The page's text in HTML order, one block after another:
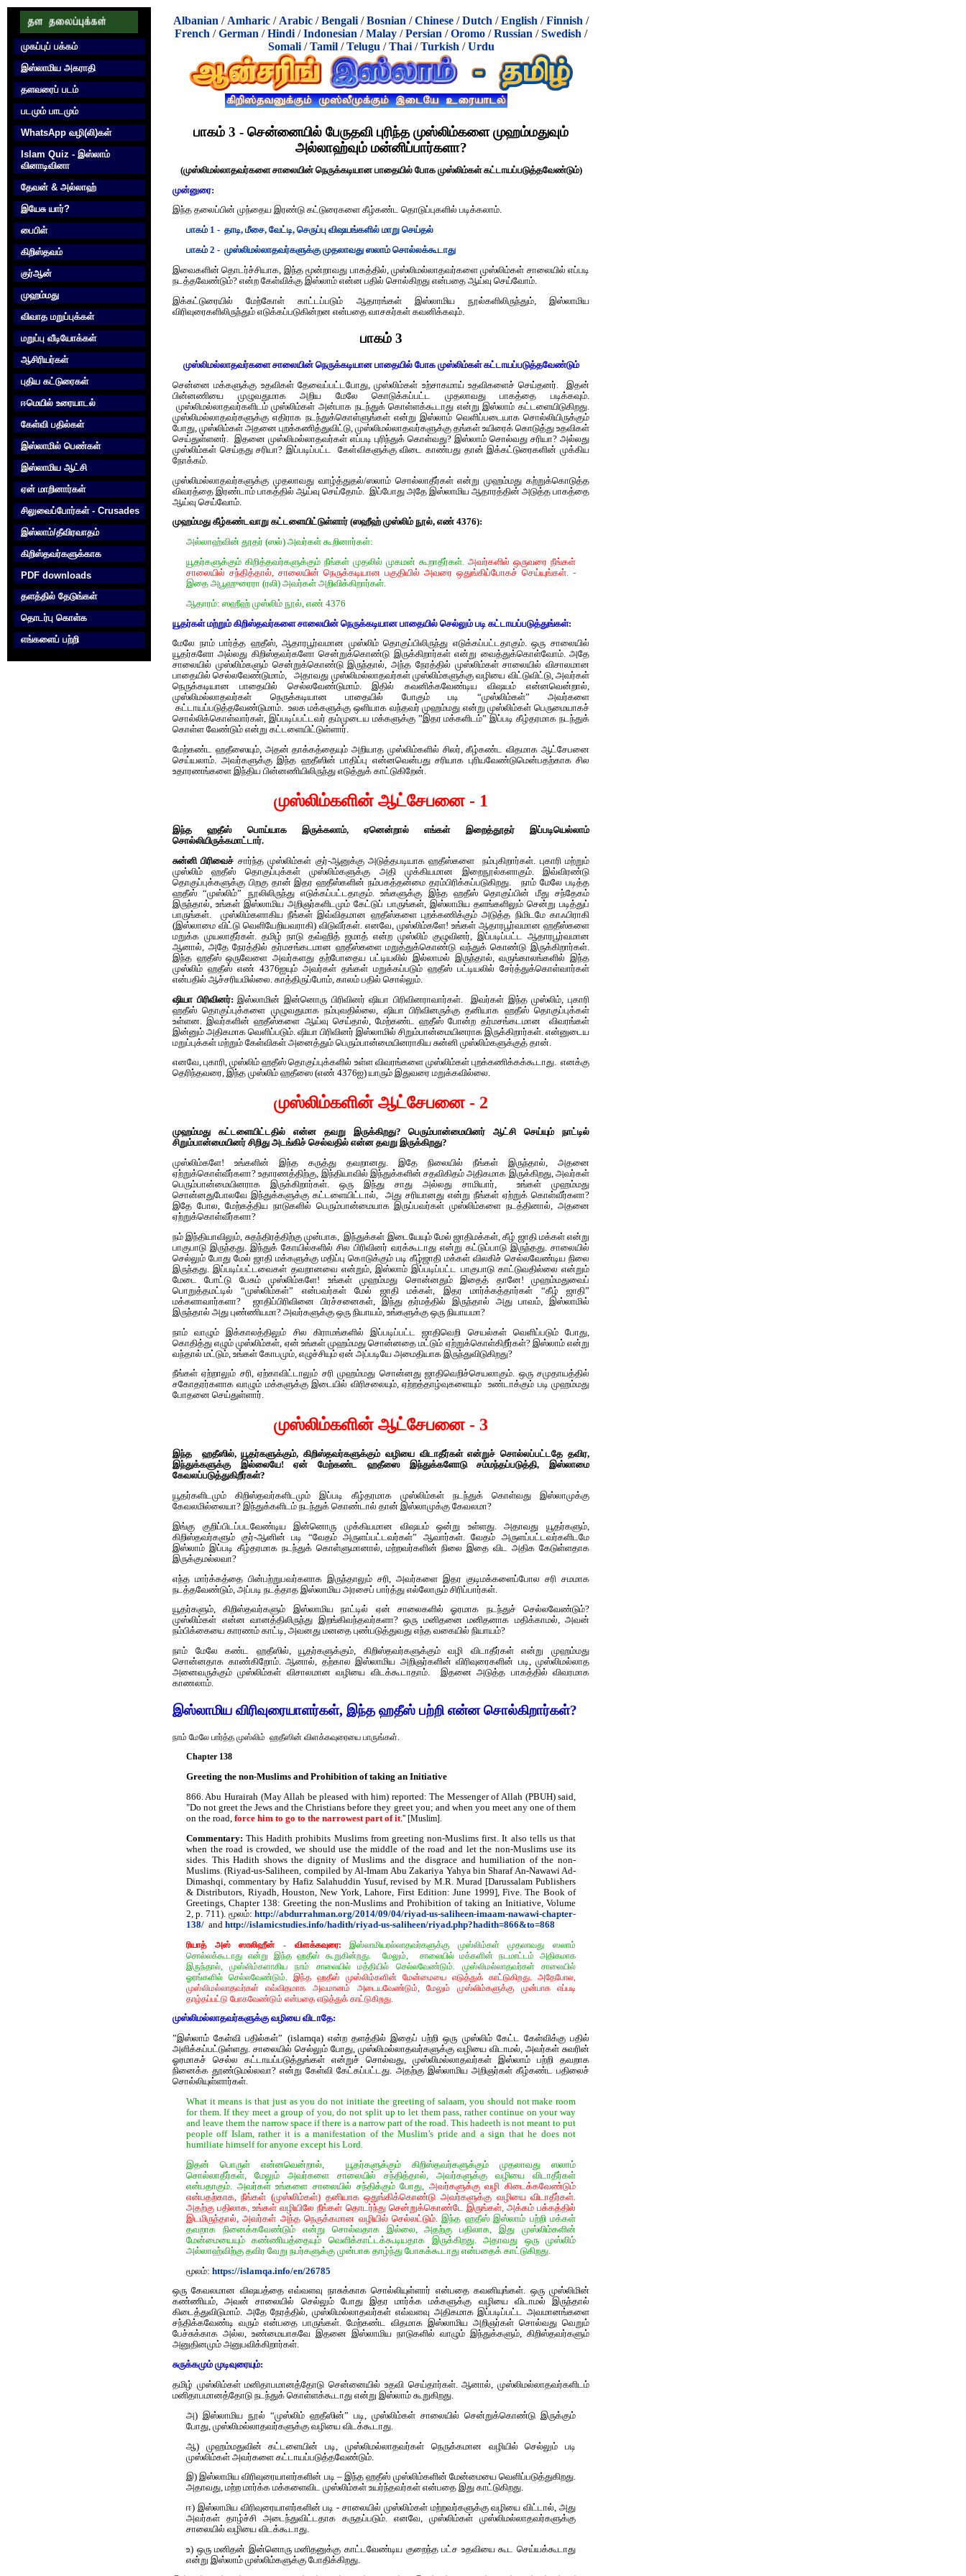
முகப்புப் பக்கம்
இஸ்லாமிய அகராதி
தளவரைப் படம்
படமும் பாடமும்
WhatsApp வழி(லி)கள்
Islam Quiz - இஸ்லாம்
வினாடிவினா
தேவன் & அல்லாஹ்
இயேசு யார்?
பைபிள்
கிறிஸ்தவம்
குர்‍ஆன்
முஹம்மது
விவாத மறுப்புக்கள்
மறுப்பு வீடியோக்கள்
ஆசிரியர்கள்
புதிய கட்டுரைகள்
ஈமெயில் உரையாடல்
கேள்வி பதில்கள்
இஸ்லாமில் பெண்கள்
இஸ்லாமிய ஆட்சி
ஏன் மாறினார்கள்
சிலுவைப்போர்கள் - Crusades
இஸ்லாம்/தீவிரவாதம்
கிறிஸ்தவர்களுக்காக‌
PDF downloads
தளத்தில் தேடுங்கள்
தொடர்பு கொள்க‌
எங்களைப் பற்றி
Albanian / Amharic / Arabic /Bengali /Bosnian /Chinese /Dutch /English /Finnish /
French /German /Hindi /Indonesian /Malay /Persian /Oromo /Russian /Swedish /
Somali/Tamil/Telugu /Thai/Turkish /Urdu
பாகம் 3 - சென்னையில் பேருதவி புரிந்த முஸ்லிம்களை முஹம்மதுவும்
அல்லாஹ்வும் மன்னிப்பார்களா?
(முஸ்லிமல்லாதவர்களை சாலையின் நெருக்கடியான பாதையில் போக முஸ்லிம்கள் கட்டாயப்படுத்தவேண்டும்)
முன்னுரை:
இந்த தலைப்பின் முந்தைய இரண்டு கட்டுரைகளை கீழ்கண்ட தொடுப்புகளில் படிக்கலாம்.
பாகம் 1 - தாடி, மீசை, வேட்டி, செருப்பு விஷயங்களில் மாறு செய்தல்
பாகம் 2 - முஸ்லிமல்லாதவர்களுக்கு முதலாவது ஸலாம் சொல்லக்கூடாது
இவைகளின் தொடர்ச்சியாக, இந்த மூன்றாவது பாகத்தில், முஸ்லிமல்லாதவர்களை முஸ்லிம்கள் சாலையில் எப்படி
நடத்தவேண்டும்? என்ற கேள்விக்கு இஸ்லாம் என்ன பதில் சொல்கிறது என்பதை ஆய்வு செய்வோம்.
இக்கட்டுரையில் மேற்கோள் காட்டப்படும் ஆதாரங்கள் இஸ்லாமிய நூல்களிலிருந்தும், இஸ்லாமிய
விரிவுரைகளிலிருந்தும் எடுக்கப்படுகின்றன என்பதை வாசகர்கள் கவனிக்கவும்.
பாகம் 3
முஸ்லிமல்லாதவர்களை சாலையின் நெருக்கடியான பாதையில் போக முஸ்லிம்கள் கட்டாயப்படுத்தவேண்டும்
சென்னை மக்களுக்கு உதவிகள் தேவைப்பட்டபோது, முஸ்லிம்கள் உற்சாகமாய் உதவிகளைச் செய்தனர். இதன்
பின்னணியை முழுவதுமாக அறிய மேலே கொடுக்கப்பட்ட முதலாவது பாகத்தை படிக்கவும்.
முஸ்லிமல்லாதவர்களிடம் முஸ்லிம்கள் அன்பாக நடந்துக் கொள்ளக்கூடாது என்று இஸ்லாம் கட்டளையிடுகிறது.
முஸ்லிமல்லாதவர்களுக்கு எதிராக நடந்துக்கொள்ளுங்கள் என்று இஸ்லாம் வெளிப்படையாக சொல்லியிருக்கும்
போது, முஸ்லிம்கள் அதனை புறக்கணித்துவிட்டு, முஸ்லிமல்லாதவர்களுக்கு தங்கள் உயிரைக் கொடுத்து உதவிகள்
செய்துள்ளனர். இதனை முஸ்லிமல்லாதவர்கள் எப்படி புரிந்துக் கொள்வது? இஸ்லாம் சொல்வது சரியா? அல்லது
முஸ்லிம்கள் செய்தது சரியா? இப்படிப்பட்ட கேள்விகளுக்கு விடை காண்பது தான் இக்கட்டுரைகளின் முக்கிய
நோக்கம்.
முஸ்லிமல்லாதவர்களுக்கு முதலாவது வாழ்த்துதல்/ஸலாம் சொல்லாதீர்கள் என்று முஹம்மது கற்றுக்கொடுத்த
விவரத்தை இரண்டாம் பாகத்தில் ஆய்வு செய்தோம். இப்போது அதே இஸ்லாமிய ஆதாரத்தின் அடுத்த பாகத்தை
ஆய்வு செய்வோம்.
முஹம்மது கீழ்கண்டவாறு கட்டளையிட்டுள்ளார் (ஸஹீஹ் முஸ்லிம் நூல், எண் 4376):
அல்லாஹ்வின் தூதர் (ஸல்) அவர்கள் கூறினார்கள்:
யூதர்களுக்கும் கிறித்தவர்களுக்கும் நீங்கள் முதலில் முகமன் கூறாதீர்கள்.அவர்களில் ஒருவரை நீங்கள்
சாலையில் சந்தித்தால், சாலையின் நெருக்கடியான பகுதியில் அவரை ஒதுங்கிப்போகச் செய்யுங்கள். -
இதை அபூஹுரைரா (ரலி) அவர்கள் அறிவிக்கிறார்கள்.
ஆதாரம்: ஸஹீஹ் முஸ்லிம் நூல், எண் 4376
யூதர்கள் மற்றும் கிறிஸ்தவர்களை சாலையின் நெருக்கடியான பாதையில் செல்லும் படி கட்டாயப்படுத்துங்கள்:
மேலே நாம் பார்த்த ஹதீஸ், ஆதாரபூர்வமான முஸ்லிம் தொகுப்பிலிருந்து எடுக்கப்பட்டதாகும். ஒரு சாலையில்
யூதர்களோ அல்லது கிறிஸ்தவர்களோ சென்றுக்கொண்டு இருக்கிறார்கள் என்று வைத்துக்கொள்வோம். அதே
சாலையில் முஸ்லிம்களும் சென்றுக்கொண்டு இருந்தால், அந்த நேரத்தில் முஸ்லிம்கள் சாலையில் விசாலமான
பாதையில் செல்லவேண்டுமாம், அதாவது முஸ்லிமல்லாதவர்கள் முஸ்லிம்களுக்கு வழியை விட்டுவிட்டு, அவர்கள்
நெருக்கடியான பாதையில் செல்லவேண்டுமாம். இதில் கவனிக்கவேண்டிய விஷயம் என்னவென்றால்,
முஸ்லிமல்லாதவர்கள் நெருக்கடியான பாதையில் போகும் படி “முஸ்லிம்கள்” அவர்களை
கட்டாயப்படுத்தவேண்டுமாம். உலக மக்களுக்கு ஒளியாக வந்தவர் முஹம்மது என்று முஸ்லிம்கள் பெருமையாகச்
சொல்லிக்கொள்வார்கள், இப்படிப்பட்டவர் தம்முடைய மக்களுக்கு ”இதர மக்களிடம்” இப்படி கீழ்தரமாக நடந்துக்
கொள்ள வேண்டும் என்று கட்டளையிட்டுள்ளார்.
மேற்கண்ட ஹதீஸையும், அதன் தாக்கத்தையும் அறியாத முஸ்லிம்களில் சிலர், கீழ்கண்ட விதமாக ஆட்சேபனை
செய்யலாம். அவர்களுக்கு இந்த ஹதீஸின் பாதிப்பு என்னவென்பது சரியாக புரியவேண்டுமென்பதற்காக சில
உதாரணங்களை இந்திய பின்னணியிலிருந்து எடுத்துக் காட்டுகிறேன்.
முஸ்லிம்களின் ஆட்சேபனை - 1
இந்த ஹதீஸ் பொய்யாக இருக்கலாம், ஏனென்றால் எங்கள் இறைத்தூதர் இப்படியெல்லாம்
சொல்லியிருக்கமாட்டார்.
சுன்னி பிரிவைச் சார்ந்த முஸ்லிம்கள் குர்-ஆனுக்கு அடுத்தபடியாக ஹதீஸ்களை நம்புகிறார்கள். புகாரி மற்றும்
முஸ்லிம் ஹதீஸ் தொகுப்புக்கள் முஸ்லிம்களுக்கு அதி முக்கியமான இறைநூல்களாகும். இவ்விரண்டு
தொகுப்புக்களுக்கு பிறகு தான் இதர ஹதீஸ்களின் நம்பகத்தன்மை தரம்பிரிக்கப்படுகிறது. நாம் மேலே படித்த
ஹதீஸ் “முஸ்லிம்” நூலிலிருந்து எடுக்கப்பட்டதாகும். உங்களுக்கு இந்த ஹதீஸ் தொகுப்பின் மீது சந்தேகம்
இருந்தால், உங்கள் இஸ்லாமிய அறிஞர்களிடமும் கேட்டுப் பாருங்கள், இஸ்லாமிய தளங்களிலும் சென்று படித்துப்
பாருங்கள். முஸ்லிம்களாகிய நீங்கள் இவ்விதமான ஹதீஸ்களை புறக்கணிக்கும் அடுத்த நிமிடமே காஃபிராகி
(இஸ்லாமை விட்டு வெளியேறியவராகி) விடுவீர்கள். எனவே, முஸ்லிம்களே! உங்கள் ஆதாரபூர்வமான ஹதீஸ்களை
மறுக்க முயலாதீர்கள். தமிழ் நாடு தவ்ஹித் ஜமாத் என்ற முஸ்லிம் குழுவினர், இப்படிப்பட்ட ஆதாரபூர்வமான
ஆனால், அதே நேரத்தில் தர்மசங்கடமான ஹதீஸ்களை மறுத்துக்கொண்டு வந்துக் கொண்டு இருக்கிறார்கள்.
இந்த ஹதீஸ் ஒருவேளை அவர்களது தற்போதைய பட்டியலில் இல்லாமல் இருந்தால், வருங்காலங்களில் இந்த
முஸ்லிம் ஹதீஸ் எண் 4376ஐயும் அவர்கள் தங்கள் மறுக்கப்படும் ஹதீஸ் பட்டியலில் சேர்த்துக்கொள்வார்கள்
என்பதில் ஆச்சரியமில்லை. காத்திருப்போம், காலம் பதில் சொல்லும்.
ஷியா பிரிவினர்: இஸ்லாமின் இன்னொரு பிரிவினர் ஷியா பிரிவினராவார்கள். இவர்கள் இந்த முஸ்லிம், புகாரி
ஹதீஸ் தொகுப்புக்களை முழுவதுமாக நம்புவதில்லை, ஷியா பிரிவினருக்கு தனியாக ஹதீஸ் தொகுப்புக்கள்
உள்ளன. இவர்களின் ஹதீஸ்களை ஆய்வு செய்தால், மேற்கண்ட ஹதீஸ் போன்ற தர்மசங்கடமான விவரங்கள்
இன்னும் அதிகமாக வெளிப்படும். ஷியா பிரிவினர் இஸ்லாமில் சிறும்பான்மையினராக இருக்கிறார்கள். என்னுடைய
மறுப்புக்கள் மற்றும் கேள்விகள் அனைத்தும் பெரும்பான்மையினராகிய சுன்னி முஸ்லிம்களுக்குத் தான்.
எனவே, புகாரி, முஸ்லிம் ஹதீஸ் தொகுப்புக்களில் உள்ள விவரங்களை முஸ்லிம்கள் புறக்கணிக்கக்கூடாது. எனக்கு
தெரிந்தவரை, இந்த முஸ்லிம் ஹதீஸை (எண் 4376ஐ) யாரும் இதுவரை மறுக்கவில்லை.
முஸ்லிம்களின் ஆட்சேபனை - 2
முஹம்மது கட்டளையிட்டதில் என்ன தவறு இருக்கிறது? பெரும்பான்மையினர் ஆட்சி செய்யும் நாட்டில்
சிறும்பான்மையினர் சிறிது அடங்கிச் செல்வதில் என்ன தவறு இருக்கிறது?
முஸ்லிம்களே! உங்களின் இந்த கருத்து தவறானது. இதே நிலையில் நீங்கள் இருந்தால், அதனை
ஏற்றுக்கொள்வீர்களா? உதாரணத்திற்கு, இந்தியாவில் இந்துக்களின் சதவிகிதம் அதிகமாக இருக்கிறது, அவர்கள்
பெரும்பான்மையினராக இருக்கிறார்கள். ஒரு இந்து சாது அல்லது சாமியார், உங்கள் முஹம்மது
சொன்னதுபோலவே இந்துக்களுக்கு கட்டளையிட்டால், அது சரியானது என்று நீங்கள் ஏற்றுக் கொள்வீர்களா?
இதே போல, மேற்கத்திய நாடுகளில் பெரும்பான்மையாக இருப்பவர்கள் முஸ்லிம்களை நடத்தினால், அதனை
ஏற்றுக்கொள்வீர்களா?
நம் இந்தியாவிலும், சுதந்திரத்திற்கு முன்பாக, இந்துக்கள் இடையேயும் மேல் ஜாதிமக்கள், கீழ் ஜாதி மக்கள் என்று
பாகுபாடு இருந்தது. இந்துக் கோயில்களில் சில பிரிவினர் வரக்கூடாது என்று கட்டுப்பாடு இருந்தது. சாலையில்
செல்லும் போது மேல் ஜாதி மக்களுக்கு மதிப்பு கொடுக்கும் படி கீழ்ஜாதி மக்கள் விலகிச் செல்லவேண்டிய நிலை
இருந்தது. இப்படிப்பட்டவைகள் தவறானவை என்றும், இஸ்லாம் இப்படிப்பட்ட பாகுபாடு காட்டுவதில்லை என்றும்
மேடை போட்டு பேசும் முஸ்லிம்களே! உங்கள் முஹம்மது சொன்னதும் இதைத் தானே! முஹம்மதுவைப்
பொறுத்தமட்டில் “முஸ்லிம்கள்” என்பவர்கள் மேல் ஜாதி மக்கள், இதர மார்க்கத்தார்கள் “கீழ் ஜாதி”
மக்களாவார்களா? ஜாதிப்பிரிவினை பிரச்சனைகள், இந்து தர்மத்தில் இருந்தால் அது பாவம், இஸ்லாமில்
இருந்தால் அது புண்ணியமா? அவர்களுக்கு ஒரு நியாயம், உங்களுக்கு ஒரு நியாயமா?
நாம் வாழும் இக்காலத்திலும் சில கிராமங்களில் இப்படிப்பட்ட ஜாதிவெறி செயல்கள் வெளிப்படும் போது,
கொதித்து எழும் முஸ்லிம்கள், ஏன் உங்கள் முஹம்மது சொன்னதை மட்டும் ஏற்றுக்கொள்கிறீர்கள்? இஸ்லாம் என்று
வந்தால் மட்டும், உங்கள் கோபமும், எழுச்சியும் ஏன் அப்படியே அமைதியாக இருந்துவிடுகிறது?
நீங்கள் ஏற்றாலும் சரி, ஏற்காவிட்டாலும் சரி முஹம்மது சொன்னது ஜாதிவெறிச்செயலாகும். ஒரு சமுதாயத்தில்
சகோதரர்களாக வாழும் மக்களுக்கு இடையில் விரிசலையும், ஏற்றத்தாழ்வுகளையும் உண்டாக்கும் படி முஹம்மது
போதனை செய்துள்ளார்.
முஸ்லிம்களின் ஆட்சேபனை - 3
இந்த ஹதீஸில், யூதர்களுக்கும், கிறிஸ்தவர்களுக்கும் வழியை விடாதீர்கள் என்றுச் சொல்லப்பட்டதே தவிர,
இந்துக்களுக்கு இல்லையே! ஏன் மேற்கண்ட ஹதீஸை இந்துக்களோடு சம்மந்தப்படுத்தி, இஸ்லாமை
கேவலப்படுத்துகிறீர்கள்?
யூதர்களிடமும் கிறிஸ்தவர்களிடமும் இப்படி கீழ்தரமாக முஸ்லிம்கள் நடந்துக் கொள்வது இஸ்லாமுக்கு
கேவலமில்லையா? இந்துக்களிடம் நடந்துக் கொண்டால் தான் இஸ்லாமுக்கு கேவலமா?
இங்கு குறிப்பிடப்படவேண்டிய இன்னொரு முக்கியமான விஷயம் ஒன்று உள்ளது. அதாவது யூதர்களும்,
கிறிஸ்தவர்களும் குர்-ஆனின் படி “வேதம் அருளப்பட்டவர்கள்” ஆவார்கள். வேதம் அருளப்பட்டவர்களிடமே
இஸ்லாம் இப்படி கீழ்தரமாக நடந்துக் கொள்ளுமானால், மற்றவர்களின் நிலை இதை விட அதிக கேடுள்ளதாக
இருக்குமல்லவா?
எந்த மார்க்கத்தை பின்பற்றுபவர்களாக இருந்தாலும் சரி, அவர்களை இதர குடிமக்களைப்போல சரி சமமாக
நடத்தவேண்டும், அப்படி நடத்தாத இஸ்லாமிய அரசைப் பார்த்து எல்லோரும் சிரிப்பார்கள்.
யூதர்களும், கிறிஸ்தவர்களும் இஸ்லாமிய நாட்டில் ஏன் சாலைகளில் ஓரமாக நடந்துச் செல்லவேண்டும்?
முஸ்லிம்கள் என்ன வானத்திலிருந்து இறங்கிவந்தவர்களா? ஒரு மனிதனை மனிதனாக மதிக்காமல், அவன்
நம்பிக்கையை காரணம் காட்டி, அவனது மனதை புண்படுத்துவது எந்த வகையில் நியாயம்?
நாம் மேலே கண்ட ஹதீஸில், யூதர்களுக்கும், கிறிஸ்தவர்களுக்கும் வழி விடாதீர்கள் என்று முஹம்மது
சொன்னதாக காண்கிறோம். ஆனால், தற்கால இஸ்லாமிய அறிஞர்களின் விரிவுரைகளின் படி, முஸ்லிமல்லாத
அனைவருக்கும் முஸ்லிம்கள் விசாலமான வழியை விடக்கூடாதாம். இதனை அடுத்த பாகத்தில் விவரமாக
காணலாம்.
இஸ்லாமிய விரிவுரையாளர்கள், இந்த ஹதீஸ் பற்றி என்ன சொல்கிறார்கள்?
நாம் மேலே பார்த்த முஸ்லிம் ஹதீஸின் விளக்கவுரையை பாருங்கள்.
Chapter 138
Greeting the non-Muslims and Prohibition of taking an Initiative
866. Abu Hurairah (May Allah be pleased with him) reported: The Messenger of Allah (PBUH) said,
"Do not greet the Jews and the Christians before they greet you; and when you meet any one of them
on the road, force him to go to the narrowest part of it.'' [Muslim].
Commentary: This Hadith prohibits Muslims from greeting non-Muslims first. It also tells us that
when the road is crowded, we should use the middle of the road and let the non-Muslims use its
sides. This Hadith shows the dignity of Muslims and the disgrace and humiliation of the non-
Muslims. (Riyad-us-Saliheen, compiled by Al-Imam Abu Zakariya Yahya bin Sharaf An-Nawawi Ad-
Dimashqi, commentary by Hafiz Salahuddin Yusuf, revised by M.R. Murad [Darussalam Publishers
& Distributors, Riyadh, Houston, New York, Lahore, First Edition: June 1999], Five. The Book of
Greetings, Chapter 138: Greeting the non-Muslims and Prohibition of taking an Initiative, Volume
2, p. 711). மூலம்:http://abdurrahman.org/2014/09/04/riyad-us-saliheen-imaam-nawawi-chapter-
138/and http://islamicstudies.info/hadith/riyad-us-saliheen/riyad.php?hadith=866&to=868
ரியாத் அஸ் ஸாலிஹீன் - விளக்கவுரை: இஸ்லாமியரல்லாதவர்களுக்கு முஸ்லிம்கள் முதலாவது ஸலாம்
சொல்லக்கூடாது என்று இந்த ஹதீஸ் கூறுகின்றது. மேலும், சாலையில் மக்களின் நடமாட்டம் அதிகமாக
இருந்தால், முஸ்லிம்களாகிய நாம் சாலையில் மத்தியில் செல்லவேண்டும். முஸ்லிமல்லாதவர்கள் சாலையில்
ஓரங்களில் செல்லவேண்டும். இந்த ஹதீஸ் முஸ்லிம்களின் மேன்மையை எடுத்துக் காட்டுகிறது. அதேபோல,
முஸ்லிமல்லாதவர்கள் எவ்விதமாக அவமானம் அடையவேண்டும், மேலும் முஸ்லிம்களுக்கு முன்பாக எப்படி
தாழ்தப்பட்டு போகவேண்டும் என்பதை எடுத்துக் காட்டுகிறது.
முஸ்லிமல்லாதவர்களுக்கு வழியை விடாதே:
”இஸ்லாம் கேள்வி பதில்கள்” (islamqa) என்ற தளத்தில் இதைப் பற்றி ஒரு முஸ்லிம் கேட்ட கேள்விக்கு பதில்
அளிக்கப்பட்டுள்ளது. சாலையில் செல்லும் போது, முஸ்லிமல்லாதவர்களுக்கு வழியை விடாமல், அவர்கள் சுவரின்
ஓரமாகச் செல்ல கட்டாயப்படுத்துங்கள் என்றுச் சொல்வது, முஸ்லிமல்லாதவர்கள் இஸ்லாம் பற்றி தவறாக
நினைக்க தூண்டுமல்லவா? என்று கேள்வி கேட்கப்பட்டது. அதற்கு இஸ்லாமிய அறிஞர்கள் கீழ்கண்ட பதிலைச்
சொல்லியுள்ளார்கள்.
What it means is that just as you do not initiate the greeting of salaam, you should not make room
for them. If they meet a group of you, do not split up to let them pass, rather continue on your way
and leave them the narrow space if there is a narrow part of the road. This hadeeth is not meant to put
people off Islam, rather it is a manifestation of the Muslim’s pride and a sign that he does not
humiliate himself for anyone except his Lord.
இதன் பொருள் என்னவென்றால், யூதர்களுக்கும் கிறிஸ்தவர்களுக்கும் முதலாவது ஸலாம்
சொல்லாதீர்கள், மேலும் அவர்களை சாலையில் சந்தித்தால், அவர்களுக்கு வழியை விடாதீர்கள்
என்பதாகும். அவர்கள் உங்களை சாலையில் சந்திக்கும் போது, அவர்களுக்கு வழி கிடைக்கவேண்டும்
என்பதற்காக, நீங்கள் (முஸ்லிம்கள்) தனியாக ஒதுங்கிக்கொண்டு அவர்களுக்கு வழியை விடாதீர்கள்.
அதற்கு பதிலாக, உங்கள் வழியிலே நீங்கள் தொடர்ந்து சென்றுக்கொண்டே இருங்கள், அக்கம் பக்கத்தில்
இடமிருந்தால், அவர்கள் அந்த நெருக்கமான வழியில் செல்லட்டும். இந்த ஹதீஸ் இஸ்லாம் பற்றி மக்கள்
தவறாக நினைக்கவேண்டும் என்று சொல்வதாக இல்லை, அதற்கு பதிலாக, இது முஸ்லிம்களின்
மேன்மையையும் கண்ணியத்தையும் வெளிக்காட்டக்கூடியதாக இருக்கிறது. அதாவது ஒரு முஸ்லிம்
அல்லாஹ்விற்கு தவிர வேறு நபர்களுக்கு முன்பாக தாழ்ந்து போகக்கூடாது என்பதைக் காட்டுகிறது.
மூலம்: https://islamqa.info/en/26785
ஒரு கேவலமான விஷயத்தை எவ்வளவு நாசுக்காக சொல்லியுள்ளார் என்பதை கவனியுங்கள். ஒரு முஸ்லிமின்
கண்ணியம், அவன் சாலையில் செல்லும் போது இதர மார்க்க மக்களுக்கு வழியை விடாமல் இருந்தால்
கிடைத்துவிடுமாம். அதே நேரத்தில், முஸ்லிமல்லாதவர்கள் எவ்வளவு அதிகமாக இப்படிப்பட்ட அவமானங்களை
சந்திக்கவேண்டி வரும் என்பதை பாருங்கள். மேற்கண்ட விதமாக இஸ்லாமிய அறிஞர்கள் சொல்வது வெறும்
பேச்சுக்காக அல்ல, உண்மையாகவே இதனை இஸ்லாமிய நாடுகளில் வாழும் இந்துக்களும், கிறிஸ்தவர்களும்
அனுதினமும் அனுபவிக்கிறார்கள்.
சுருக்கமும் முடிவுரையும்:
தமிழ் முஸ்லிம்கள் மனிதாபமானத்தோடு சென்னையில் உதவி செய்தார்கள். ஆனால், முஸ்லிமல்லாதவர்களிடம்
மனிதாபமானத்தோடு நடந்துக் கொள்ளக்கூடாது என்று இஸ்லாம் கூறுகிறது.
அ) இஸ்லாமிய நூல் “முஸ்லிம் ஹதீஸின்” படி, முஸ்லிம்கள் சாலையில் சென்றுக்கொண்டு இருக்கும்
போது, முஸ்லிமல்லாதவர்களுக்கு வழியை விடக்கூடாது.
ஆ) முஹம்மதுவின் கட்டளையின் படி, முஸ்லிமல்லாதவர்கள் நெருக்கமான வழியில் செல்லும் படி
முஸ்லிம்கள் அவர்களை கட்டாயப்படுத்தவேண்டும்.
இ) இஸ்லாமிய விரிவுரையாளர்களின் படி – இந்த ஹதீஸ் முஸ்லிம்களின் மேன்மையை வெளிப்படுத்துகிறது.
அதாவது, மற்ற மார்க்க மக்களைவிட முஸ்லிம்கள் உயர்ந்தவர்கள் என்பதை இது காட்டுகிறது.
ஈ) இஸ்லாமிய விரிவுரையாளர்களின் படி - சாலையில் முஸ்லிம்கள் மற்றவர்களுக்கு வழியை விட்டால், அது
அவர்கள் தாழ்ச்சி அடைந்துவிட்டதாக கருதப்படும். எனவே, முஸ்லிம்கள் முஸ்லிமல்லாதவர்களுக்கு
சாலையில் வழியை விடக்கூடாது.
உ) ஒரு மனிதன் இன்னொரு மனிதனுக்கு காட்டவேண்டிய குறைந்த பட்ச உதவியை கூட செய்யக்கூடாது
என்று இஸ்லாம் முஸ்லிம்களுக்கு போதிக்கிறது.